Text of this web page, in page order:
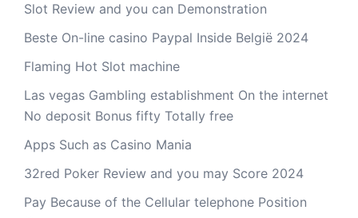
Slot Review and you can Demonstration
Beste On-line casino Paypal Inside België 2024
Flaming Hot Slot machine
Las vegas Gambling establishment On the internet
No deposit Bonus fifty Totally free
Apps Such as Casino Mania
32red Poker Review and you may Score 2024
Pay Because of the Cellular telephone Position